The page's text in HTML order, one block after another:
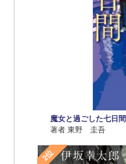
魔女と過ごした七日間
著者 東野 圭吾
2位